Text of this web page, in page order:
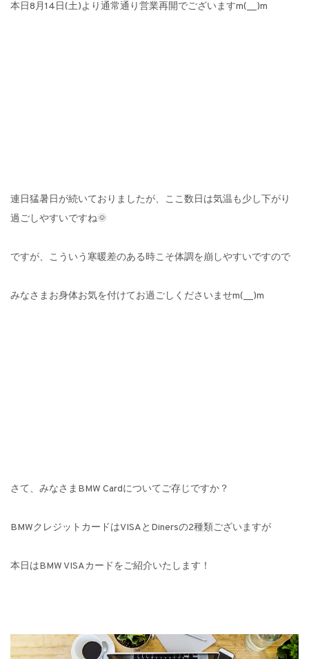
本日8月14日(土)より通常通り営業再開でございますm(__)m
連日猛暑日が続いておりましたが、ここ数日は気温も少し下がり
過ごしやすいですね🌞
ですが、こういう寒暖差のある時こそ体調を崩しやすいですので
みなさまお身体お気を付けてお過ごしくださいませm(__)m
さて、みなさまBMW Cardについてご存じですか？
BMWクレジットカードはVISAとDinersの2種類ございますが
本日はBMW VISAカードをご紹介いたします！